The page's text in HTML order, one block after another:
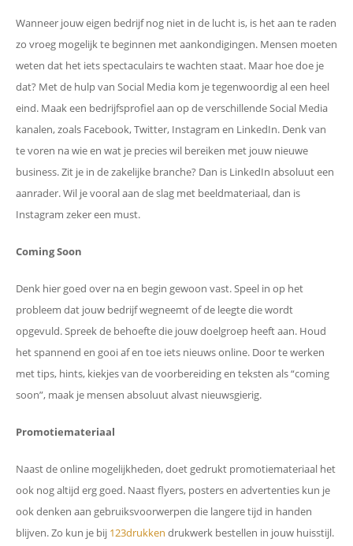
Wanneer jouw eigen bedrijf nog niet in de lucht is, is het aan te raden
zo vroeg mogelijk te beginnen met aankondigingen. Mensen moeten
weten dat het iets spectaculairs te wachten staat. Maar hoe doe je
dat? Met de hulp van Social Media kom je tegenwoordig al een heel
eind. Maak een bedrijfsprofiel aan op de verschillende Social Media
kanalen, zoals Facebook, Twitter, Instagram en LinkedIn. Denk van
te voren na wie en wat je precies wil bereiken met jouw nieuwe
business. Zit je in de zakelijke branche? Dan is LinkedIn absoluut een
aanrader. Wil je vooral aan de slag met beeldmateriaal, dan is
Instagram zeker een must.
Coming Soon
Denk hier goed over na en begin gewoon vast. Speel in op het
probleem dat jouw bedrijf wegneemt of de leegte die wordt
opgevuld. Spreek de behoefte die jouw doelgroep heeft aan. Houd
het spannend en gooi af en toe iets nieuws online. Door te werken
met tips, hints, kiekjes van de voorbereiding en teksten als “coming
soon”, maak je mensen absoluut alvast nieuwsgierig.
Promotiemateriaal
Naast de online mogelijkheden, doet gedrukt promotiemateriaal het
ook nog altijd erg goed. Naast flyers, posters en advertenties kun je
ook denken aan gebruiksvoorwerpen die langere tijd in handen
blijven. Zo kun je bij 123drukken drukwerk bestellen in jouw huisstijl.